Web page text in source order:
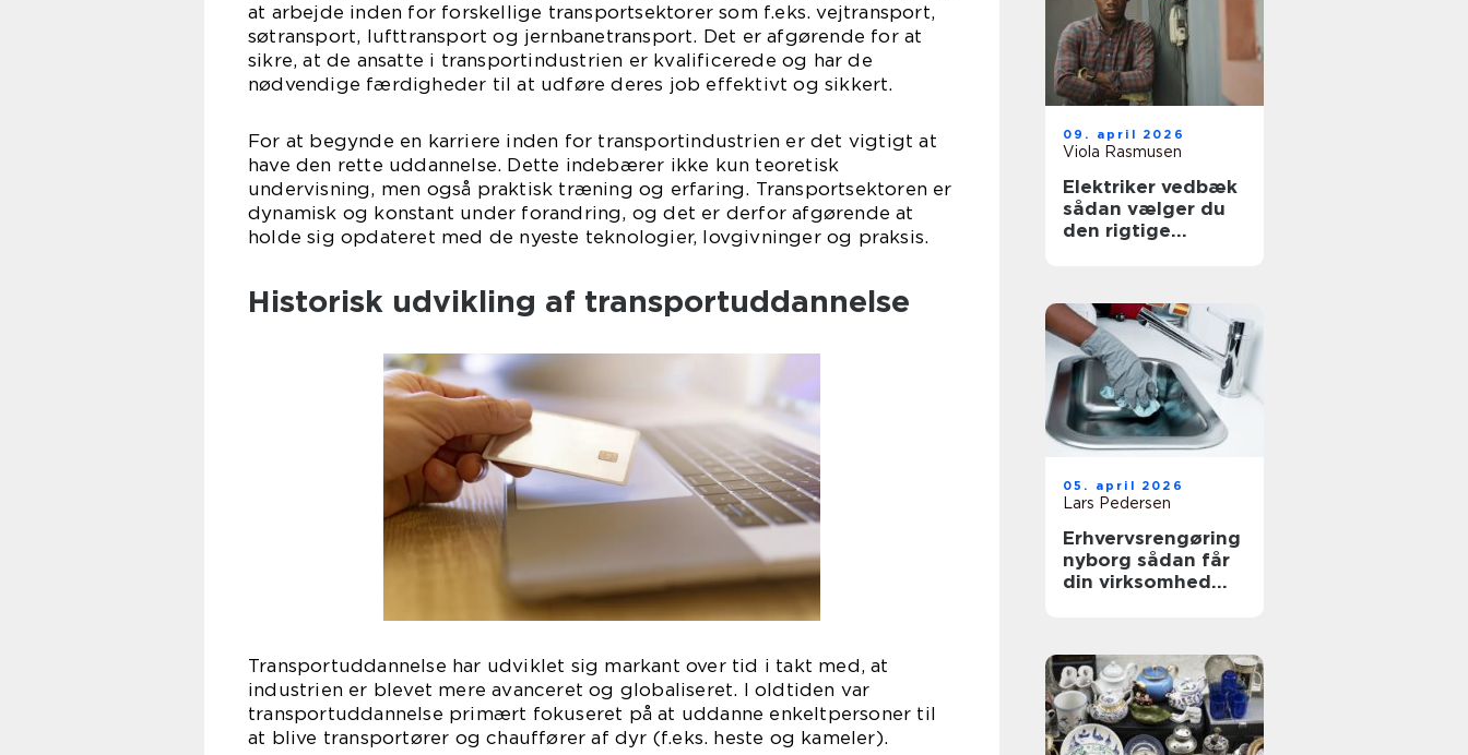
at arbejde inden for forskellige transportsektorer som f.eks. vejtransport,
søtransport, lufttransport og jernbanetransport. Det er afgørende for at
sikre, at de ansatte i transportindustrien er kvalificerede og har de
nødvendige færdigheder til at udføre deres job effektivt og sikkert.
For at begynde en karriere inden for transportindustrien er det vigtigt at
have den rette uddannelse. Dette indebærer ikke kun teoretisk
undervisning, men også praktisk træning og erfaring. Transportsektoren er
dynamisk og konstant under forandring, og det er derfor afgørende at
holde sig opdateret med de nyeste teknologier, lovgivninger og praksis.
Historisk udvikling af transportuddannelse
Transportuddannelse har udviklet sig markant over tid i takt med, at
industrien er blevet mere avanceret og globaliseret. I oldtiden var
transportuddannelse primært fokuseret på at uddanne enkeltpersoner til
at blive transportører og chauffører af dyr (f.eks. heste og kameler).
09. april 2026
Viola Rasmusen
Elektriker vedbæk
sådan vælger du
den rigtige
05. april 2026
Lars Pedersen
Erhvervsrengøring
nyborg sådan får
din virksomhed